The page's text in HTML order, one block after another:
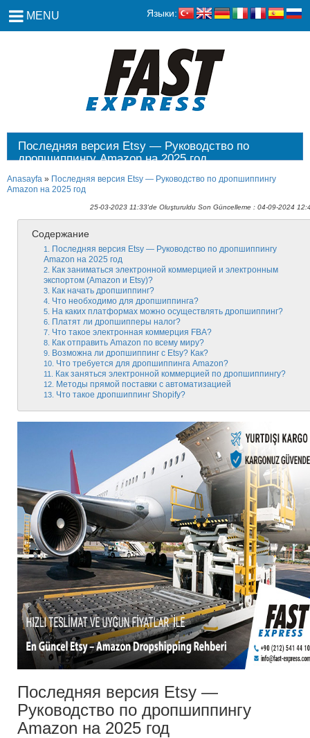
MENU Языки:
Последняя версия Etsy — Руководство по
дропшиппингу Amazon на 2025 год
Anasayfa » Последняя версия Etsy — Руководство по дропшиппингу
Amazon на 2025 год
25-03-2023 11:33'de Oluşturuldu Son Güncelleme : 04-09-2024
Содержание
Последняя версия Etsy — Руководство по дропшиппингу
Amazon на 2025 год
Как заниматься электронной коммерцией и электронным
экспортом (Amazon и Etsy)?
Как начать дропшиппинг?
Что необходимо для дропшиппинга?
На каких платформах можно осуществлять дропшиппинг?
Платят ли дропшипперы налог?
Что такое электронная коммерция FBA?
Как отправить Amazon по всему миру?
Возможна ли дропшиппинг с Etsy? Как?
Что требуется для дропшиппинга Amazon?
Как заняться электронной коммерцией по дропшиппингу?
Методы прямой поставки с автоматизацией
Что такое дропшиппинг Shopify?
Последняя версия Etsy —
Руководство по дропшиппингу
Amazon на 2025 год